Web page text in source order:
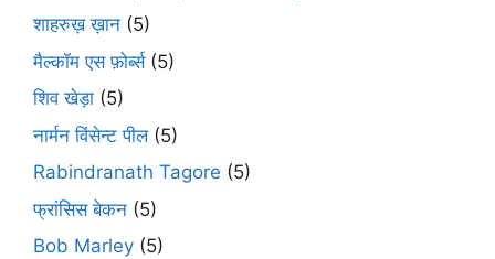
शाहरुख़ ख़ान (5)
मैल्कॉम एस फ़ोर्ब्स(5)
शिव खेड़ा (5)
नार्मन विंसेन्ट पील(5)
Rabindranath Tagore (5)
फ्रांसिस बेकन (5)
Bob Marley (5)